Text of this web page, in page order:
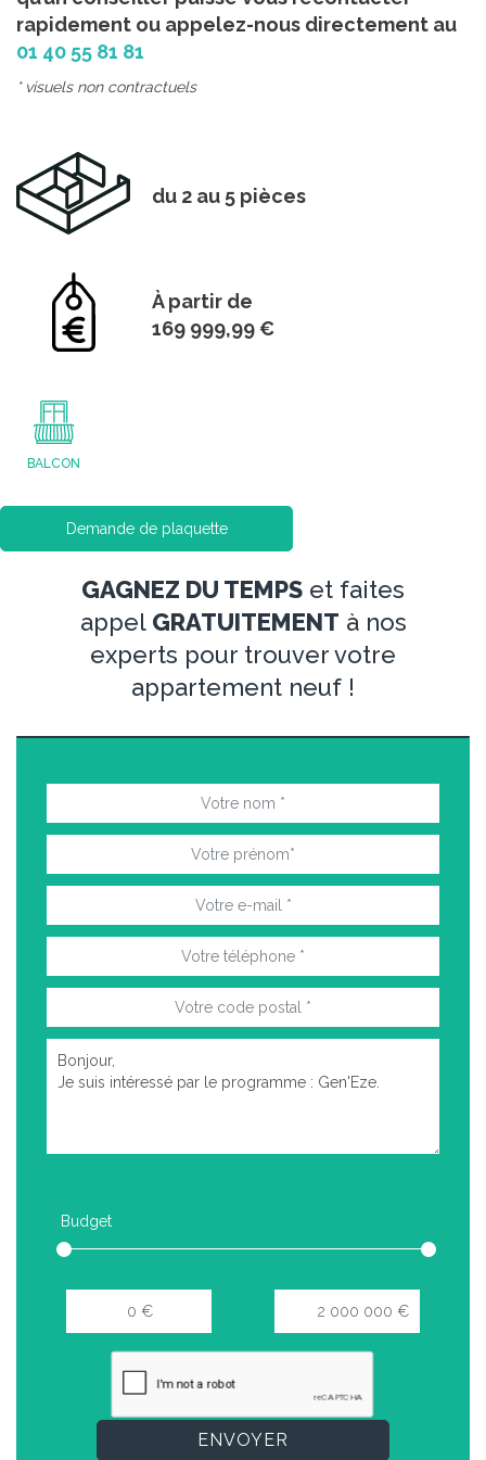
rapidement ou appelez-nous directement au
01 40 55 81 81
* visuels non contractuels
du 2 au 5 pièces
À partir de
169 999,99 €
BALCON
Demande de plaquette
GAGNEZ DU TEMPS et faites
appel GRATUITEMENT à nos
experts pour trouver votre
appartement neuf !
Budget
ENVOYER